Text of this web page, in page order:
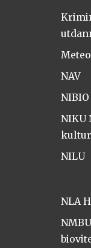
NAV
NIBIO
NIKU
NILU
NLA